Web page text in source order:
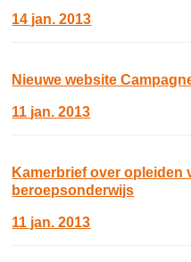
14 jan. 2013
Nieuwe website
11 jan. 2013
Kamerbrief over opleiden
beroepsonderwijs
11 jan. 2013